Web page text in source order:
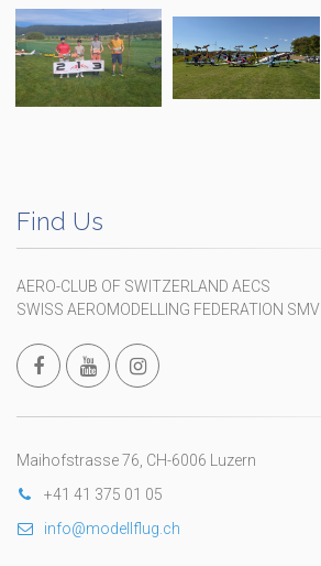
Find Us
AERO-CLUB OF SWITZERLAND AECS
SWISS AEROMODELLING FEDERATION SMV
Maihofstrasse 76, CH-6006 Luzern
+41 41 375 01 05
info@modellflug.ch